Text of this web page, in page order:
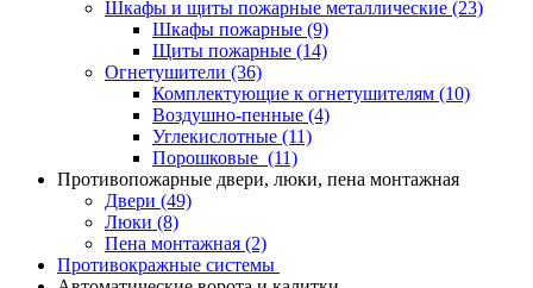
Шкафы и щиты пожарные металлические (23)
Шкафы пожарные (9)
Щиты пожарные (14)
Огнетушители (36)
Комплектующие к огнетушителям (10)
Воздушно-пенные (4)
Углекислотные (11)
Порошковые (11)
Противопожарные двери, люки, пена монтажная
Двери (49)
Люки (8)
Пена монтажная (2)
Противокражные системы